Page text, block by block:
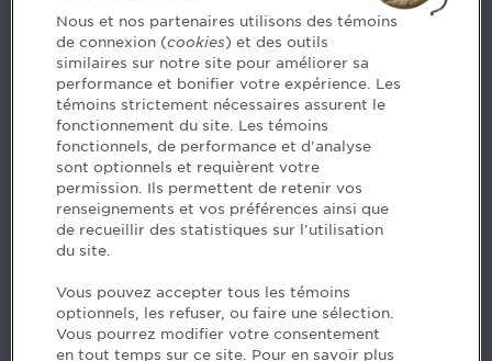
Contact us
5, Place Ville Marie, bureau 800, Montréal (Québec)
H3B 2G2
www.cpaquebec.ca
Questions? Ask our team >
Want to make the Order a part of your career? See
our job offers >
Facebook - Devenir CPA
Instagram
LinkedIn - CPA
Nous et nos partenaires utilisons des témoins
de connexion (cookies) et des outils
similaires sur notre site pour améliorer sa
performance et bonifier votre expérience. Les
témoins strictement nécessaires assurent le
fonctionnement du site. Les témoins
fonctionnels, de performance et d'analyse
sont optionnels et requièrent votre
permission. Ils permettent de retenir vos
renseignements et vos préférences ainsi que
de recueillir des statistiques sur l'utilisation
du site.
Vous pouvez accepter tous les témoins
optionnels, les refuser, ou faire une sélection.
Vous pourrez modifier votre consentement
en tout temps sur ce site. Pour en savoir plus